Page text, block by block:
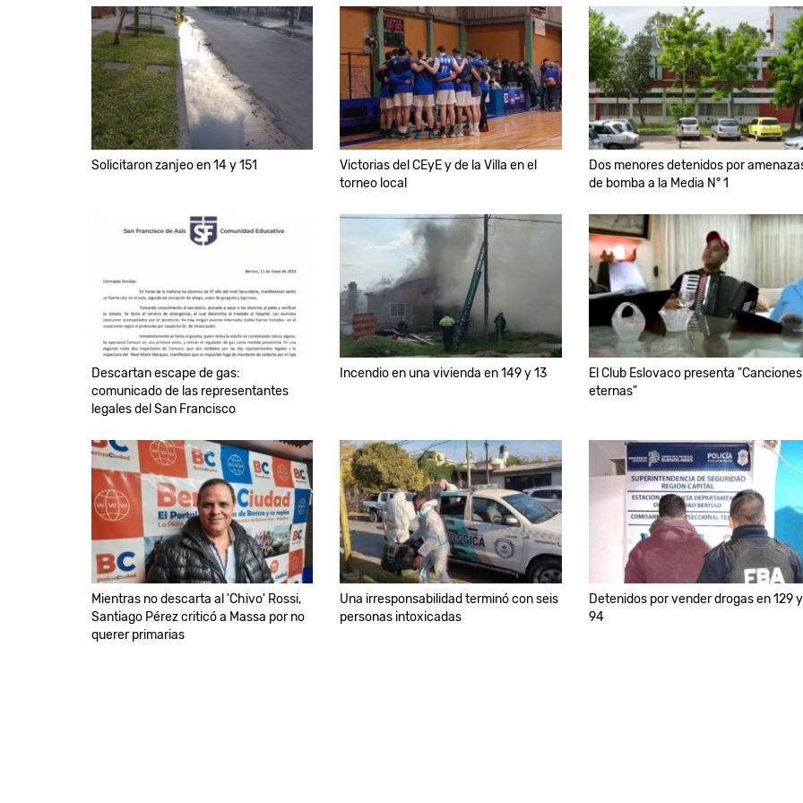
Solicitaron zanjeo en 14 y 151
Victorias del CEyE y de la Villa en el
torneo local
Dos menores detenidos por
de bomba a la Media N° 1
Descartan escape de gas:
comunicado de las representantes
legales del San Francisco
Incendio en una vivienda en 149 y 13
El Club Eslovaco presenta "Canciones
eternas"
Mientras no descarta al 'Chivo' Rossi,
Santiago Pérez criticó a Massa por no
querer primarias
Una irresponsabilidad terminó con seis
personas intoxicadas
Detenidos por vender drogas en 129 y
94